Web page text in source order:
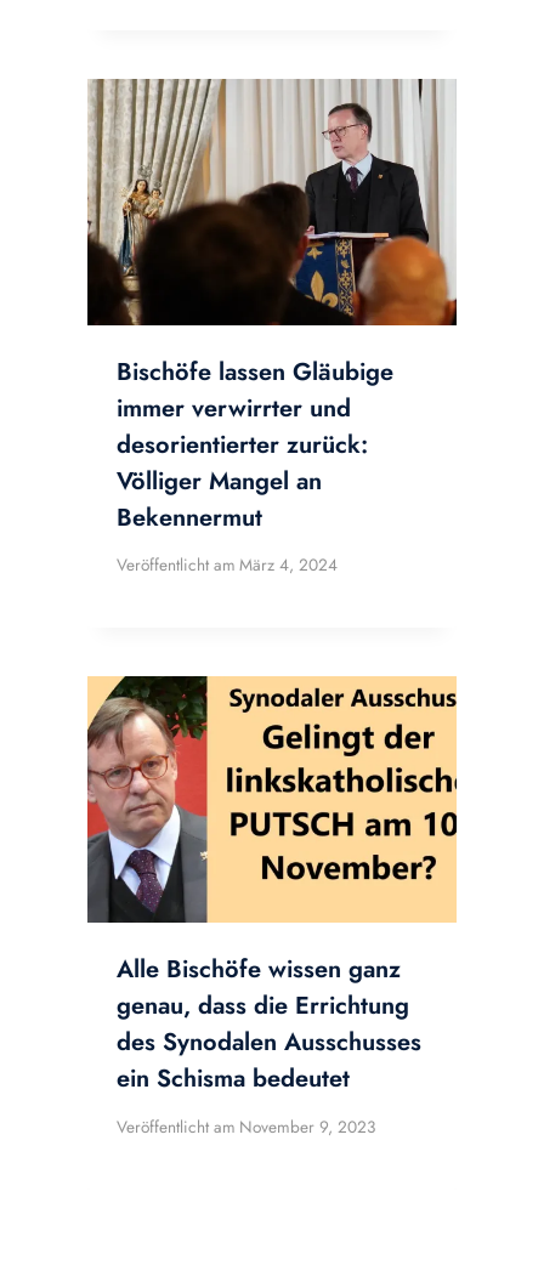
Bischöfe lassen Gläubige
immer verwirrter und
desorientierter zurück:
Völliger Mangel an
Bekennermut
Veröffentlicht am März 4, 2024
Alle Bischöfe wissen ganz
genau, dass die Errichtung
des Synodalen Ausschusses
ein Schisma bedeutet
Veröffentlicht am November 9, 2023